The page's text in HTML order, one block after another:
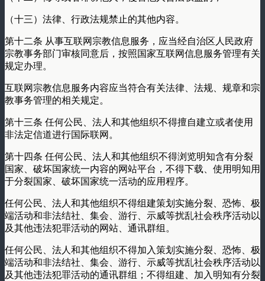
（十三）法律、行政法规禁止的其他内容。
第十二条 从事互联网宗教信息服务，应当经自治区人民政府
宗教事务部门审核同意后，按照国家互联网信息服务管理有关
规定办理。
互联网宗教信息服务内容应当符合有关法律、法规、规章和宗
教事务管理的相关规定。
第十三条 任何公民、法人和其他组织不得擅自建立或者使用
非法定信道进行国际联网。
第十四条 任何公民、法人和其他组织不得浏览明知含有分裂
国家、破坏国家统一内容的网站平台，不得下载、使用明知用
于分裂国家、破坏国家统一活动的应用程序。
任何公民、法人和其他组织不得组建策划实施分裂、恐怖、极
端活动和非法结社、集会、游行、示威等扰乱社会秩序活动以
及其他违法犯罪活动的网站、通讯群组。
任何公民、法人和其他组织不得加入策划实施分裂、恐怖、极
端活动和非法结社、集会、游行、示威等扰乱社会秩序活动以
及其他违法犯罪活动的通讯群组；不得组建、加入明知有分裂